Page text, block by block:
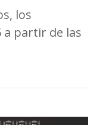
los
a partir de las